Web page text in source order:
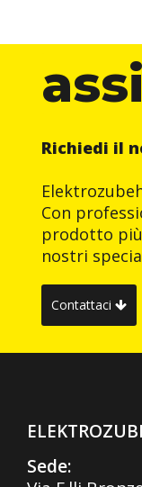
Richiedi il
Con
prodotto
nostri
Contattaci
Sede: